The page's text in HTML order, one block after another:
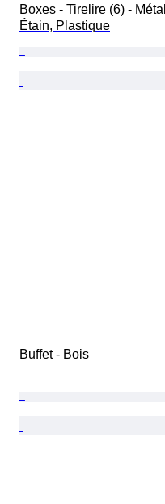
Boxes - Tirelire (6) -
Étain, Plastique
Buffet - Bois